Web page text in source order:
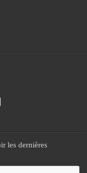
les dernières